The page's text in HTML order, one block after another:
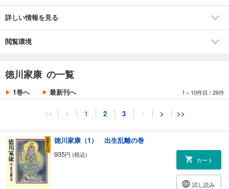
詳しい情報を見る
閲覧環境
徳川家康 の一覧
1巻へ 最新刊へ 1～10件目 /26件
<< < 1 2 3 ・ > >>
徳川家康（1） 出生乱離の巻
935円 (税込)
カート
試し読み